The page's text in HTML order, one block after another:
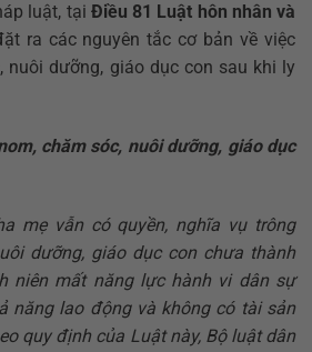
luật, tại Điều 81 Luật hôn nhân và
ra các nguyên tắc cơ bản về việc
nuôi dưỡng, giáo dục con sau khi ly
chăm sóc, nuôi dưỡng, giáo dục
mẹ vẫn có quyền, nghĩa vụ trông
dưỡng, giáo dục con chưa thành
niên mất năng lực hành vi dân sự
năng lao động và không có tài sản
quy định của Luật này, Bộ luật dân